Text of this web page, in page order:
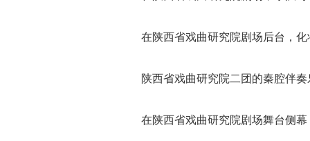
在陕西省戏曲研究院剧场后台，
陕西省戏曲研究院二团的秦腔伴
在陕西省戏曲研究院剧场舞台侧